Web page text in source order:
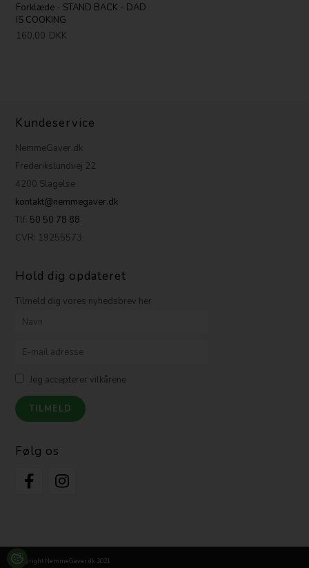
Forklæde - STAND BACK - DAD
IS COOKING
160,00 DKK
Kundeservice
NemmeGaver.dk
Frederikslundvej 22
4200 Slagelse
kontakt@nemmegaver.dk
Tlf. 50 50 78 88
CVR: 19255573
Hold dig opdateret
Tilmeld dig vores nyhedsbrev her
Jeg accepterer vilkårene
Følg os
Copyright NemmeGaver.dk 2021